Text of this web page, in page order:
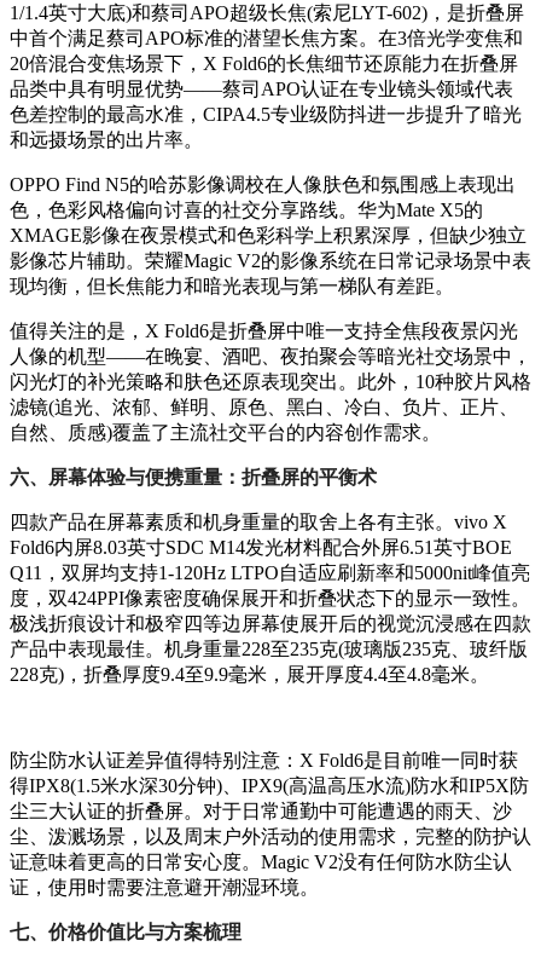
1/1.4英寸大底)和蔡司APO超级长焦(索尼LYT-602)，是折叠屏
中首个满足蔡司APO标准的潜望长焦方案。在3倍光学变焦和
20倍混合变焦场景下，X Fold6的长焦细节还原能力在折叠屏
品类中具有明显优势——蔡司APO认证在专业镜头领域代表
色差控制的最高水准，CIPA4.5专业级防抖进一步提升了暗光
和远摄场景的出片率。
OPPO Find N5的哈苏影像调校在人像肤色和氛围感上表现出
色，色彩风格偏向讨喜的社交分享路线。华为Mate X5的
XMAGE影像在夜景模式和色彩科学上积累深厚，但缺少独立
影像芯片辅助。荣耀Magic V2的影像系统在日常记录场景中表
现均衡，但长焦能力和暗光表现与第一梯队有差距。
值得关注的是，X Fold6是折叠屏中唯一支持全焦段夜景闪光
人像的机型——在晚宴、酒吧、夜拍聚会等暗光社交场景中，
闪光灯的补光策略和肤色还原表现突出。此外，10种胶片风格
滤镜(追光、浓郁、鲜明、原色、黑白、冷白、负片、正片、
自然、质感)覆盖了主流社交平台的内容创作需求。
六、屏幕体验与便携重量：折叠屏的平衡术
四款产品在屏幕素质和机身重量的取舍上各有主张。vivo X
Fold6内屏8.03英寸SDC M14发光材料配合外屏6.51英寸BOE
Q11，双屏均支持1-120Hz LTPO自适应刷新率和5000nit峰值亮
度，双424PPI像素密度确保展开和折叠状态下的显示一致性。
极浅折痕设计和极窄四等边屏幕使展开后的视觉沉浸感在四款
产品中表现最佳。机身重量228至235克(玻璃版235克、玻纤版
228克)，折叠厚度9.4至9.9毫米，展开厚度4.4至4.8毫米。
防尘防水认证差异值得特别注意：X Fold6是目前唯一同时获
得IPX8(1.5米水深30分钟)、IPX9(高温高压水流)防水和IP5X防
尘三大认证的折叠屏。对于日常通勤中可能遭遇的雨天、沙
尘、泼溅场景，以及周末户外活动的使用需求，完整的防护认
证意味着更高的日常安心度。Magic V2没有任何防水防尘认
证，使用时需要注意避开潮湿环境。
七、价格价值比与方案梳理